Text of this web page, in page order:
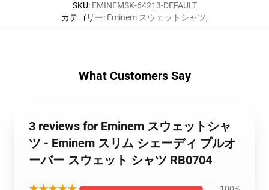
SKU: EMINEMSK-64213-DEFAULT
カテゴリー: Eminem スウェットシャツ,
What Customers Say
3 reviews for Eminem スウェットシャ
ツ - Eminem スリム シェーディ プルオ
ーバー スウェット シャツ RB0704